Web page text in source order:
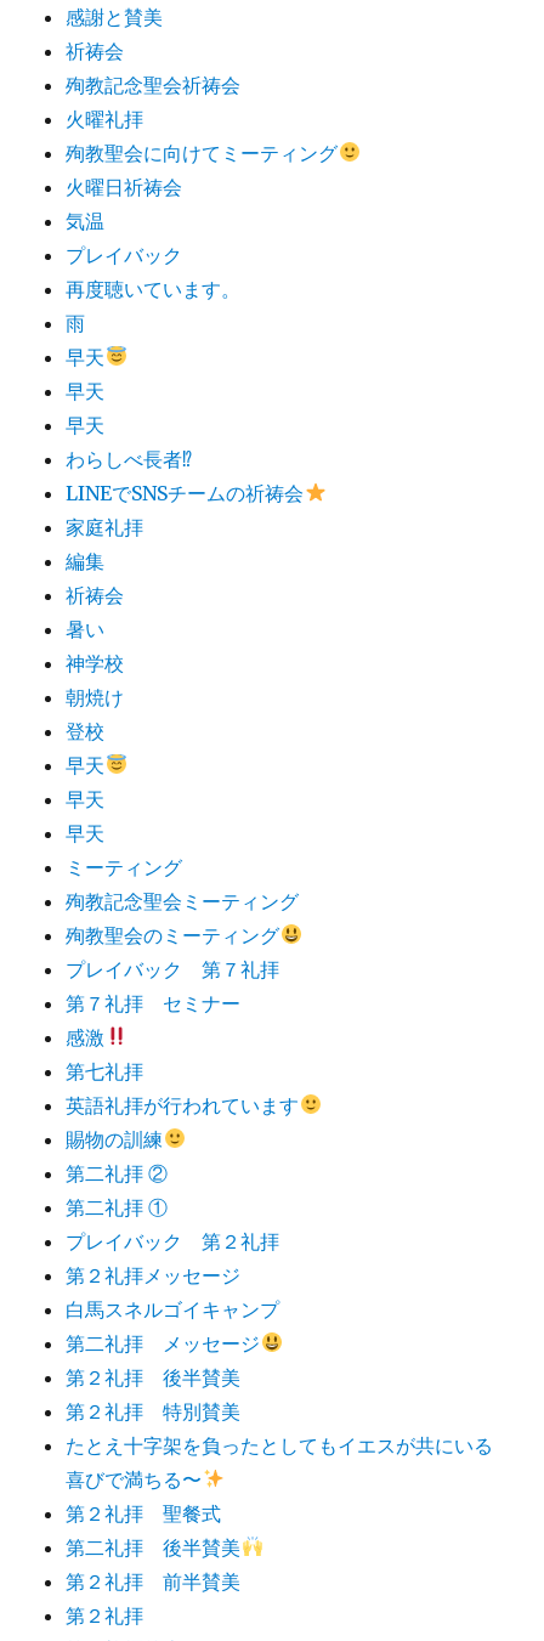
感謝と賛美
祈祷会
殉教記念聖会祈祷会
火曜礼拝
殉教聖会に向けてミーティング
火曜日祈祷会
気温
プレイバック
再度聴いています。
雨
早天
早天
早天
わらしべ長者⁉︎
LINEでSNSチームの祈祷会
家庭礼拝
編集
祈祷会
暑い
神学校
朝焼け
登校
早天
早天
早天
ミーティング
殉教記念聖会ミーティング
殉教聖会のミーティング
プレイバック 第７礼拝
第７礼拝 セミナー
感激
第七礼拝
英語礼拝が行われています
賜物の訓練
第二礼拝 ②
第二礼拝 ①
プレイバック 第２礼拝
第２礼拝メッセージ
白馬スネルゴイキャンプ
第二礼拝 メッセージ
第２礼拝 後半賛美
第２礼拝 特別賛美
たとえ十字架を負ったとしてもイエスが共にいる
喜びで満ちる〜
第２礼拝 聖餐式
第二礼拝 後半賛美
第２礼拝 前半賛美
第２礼拝